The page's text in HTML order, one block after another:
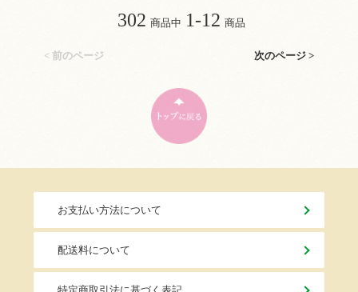
< 前のページ
302 商品中 1-12 商品
次のページ >
お支払い方法について
配送料について